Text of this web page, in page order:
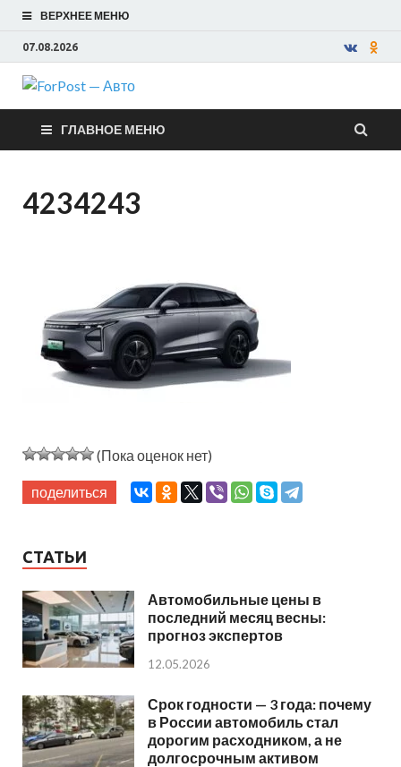
ВЕРХНЕЕ МЕНЮ
07.08.2026
ForPost —
Авто
ГЛАВНОЕ МЕНЮ
4234243
(Пока оценок нет)
поделиться
СТАТЬИ
Автомобильные цены в
последний месяц весны:
прогноз экспертов
12.05.2026
Срок годности — 3 года: почему
в России автомобиль стал
дорогим расходником, а не
долгосрочным активом